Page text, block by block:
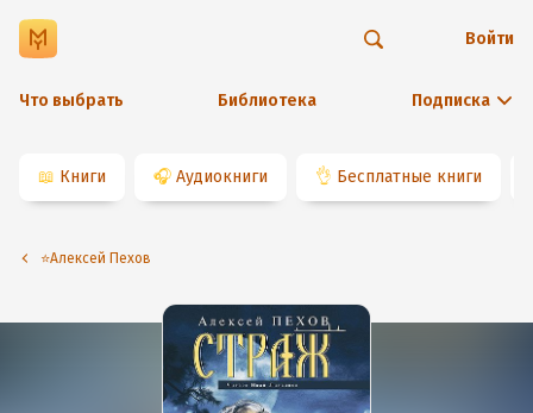
Что выбрать Библиотека Подписка
Войти
📖 Книги 🎧 Аудиокниги 👌 Бесплатные книги
⭐️Алексей Пехов